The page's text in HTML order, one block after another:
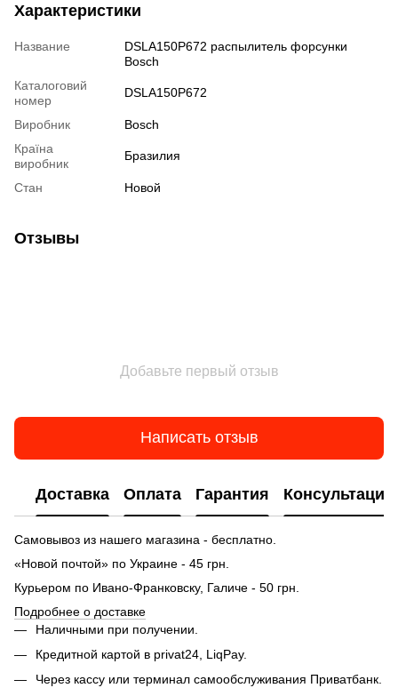
Характеристики
Название
DSLA150P672 распылитель форсунки
Bosch
Каталоговий
номер
DSLA150P672
Виробник
Bosch
Країна
виробник
Бразилия
Стан Новой
Отзывы
Добавьте первый отзыв
Написать отзыв
Доставка Оплата Гарантия Консультация
Самовывоз из нашего магазина - бесплатно.
«Новой почтой» по Украине - 45 грн.
Курьером по Ивано-Франковску, Галиче - 50 грн.
Подробнее о доставке
Наличными при получении.
Кредитной картой в privat24, LiqPay.
Через кассу или терминал самообслуживания Приватбанк.